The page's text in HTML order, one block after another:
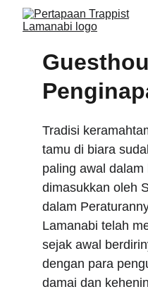
Tradisi
tamu di biara
paling awal
dimasukkan oleh
dalam
Lamanabi telah
sejak awal
dengan para
damai dan